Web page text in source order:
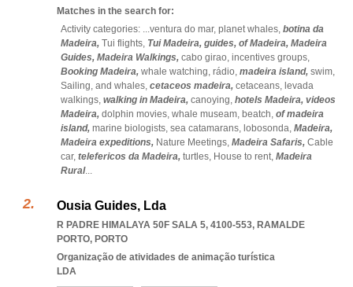
Matches in the search for:
Activity categories: ...ventura do mar, planet whales, botina da
Madeira, Tui flights, Tui Madeira, guides, of Madeira, Madeira
Guides, Madeira Walkings, cabo girao, incentives groups,
Booking Madeira, whale watching, rádio, madeira island, swim,
Sailing, and whales, cetaceos madeira, cetaceans, levada
walkings, walking in Madeira, canoying, hotels Madeira, videos
Madeira, dolphin movies, whale museam, beatch, of madeira
island, marine biologists, sea catamarans, lobosonda, Madeira,
Madeira expeditions, Nature Meetings, Madeira Safaris, Cable
car, telefericos da Madeira, turtles, House to rent, Madeira
Rural...
Ousia Guides, Lda
R PADRE HIMALAYA 50F SALA 5, 4100-553, RAMALDE
PORTO, PORTO
Organização de atividades de animação turística
LDA